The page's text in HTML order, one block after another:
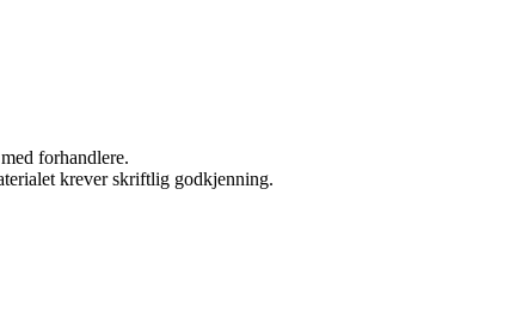
forhandlere.
krever skriftlig godkjenning.